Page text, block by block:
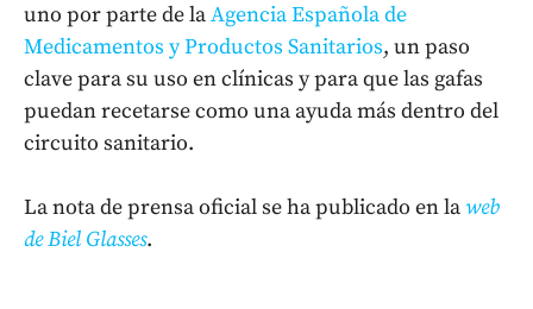
uno por parte de laAgencia Española de
Medicamentos y Productos Sanitarios, un paso
clave para su uso en clínicas y para que las gafas
puedan recetarse como una ayuda más dentro del
circuito sanitario.
La nota de prensa oficial se ha publicado en laweb
de Biel Glasses.